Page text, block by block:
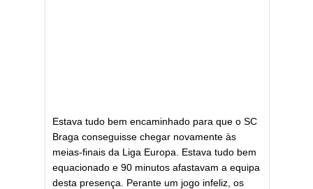
Estava tudo bem encaminhado para que o SC
Braga conseguisse chegar novamente às
meias-finais da Liga Europa. Estava tudo bem
equacionado e 90 minutos afastavam a equipa
desta presença. Perante um jogo infeliz, os